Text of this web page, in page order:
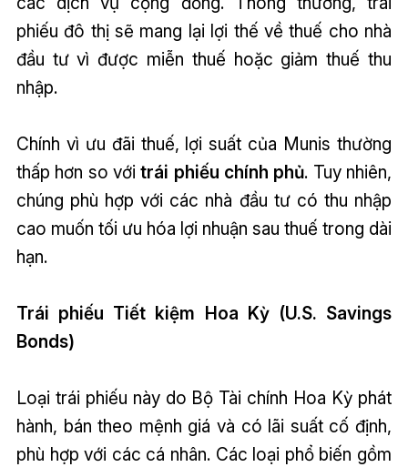
phiếu đô thị sẽ mang lại lợi thế về thuế cho nhà
đầu tư vì được miễn thuế hoặc giảm thuế thu
nhập.
Chính vì ưu đãi thuế, lợi suất của Munis thường
thấp hơn so vớitrái phiếu chính phủ. Tuy nhiên,
chúng phù hợp với các nhà đầu tư có thu nhập
cao muốn tối ưu hóa lợi nhuận sau thuế trong dài
hạn.
Trái phiếu Tiết kiệm Hoa Kỳ (U.S. Savings
Bonds)
Loại trái phiếu này do Bộ Tài chính Hoa Kỳ phát
hành, bán theo mệnh giá và có lãi suất cố định,
phù hợp với các cá nhân. Các loại phổ biến gồm